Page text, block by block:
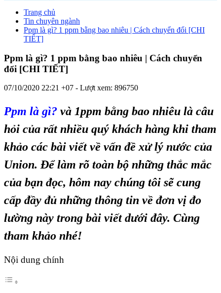
Trang chủ
Tin chuyên ngành
Ppm là gì? 1 ppm bằng bao nhiêu | Cách chuyển đổi [CHI
TIẾT]
Ppm là gì? 1 ppm bằng bao nhiêu | Cách chuyển
đổi [CHI TIẾT]
07/10/2020 22:21 +07 - Lượt xem: 896750
Ppm là gì? và 1ppm bằng bao nhiêu là câu
hỏi của rất nhiều quý khách hàng khi tham
khảo các bài viết về vấn đề xử lý nước của
Union. Để làm rõ toàn bộ những thắc mắc
của bạn đọc, hôm nay chúng tôi sẽ cung
cấp đầy đủ những thông tin về đơn vị đo
lường này trong bài viết dưới đây. Cùng
tham khảo nhé!
Nội dung chính